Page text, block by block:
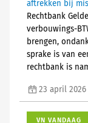
aftrekken bij
Rechtbank
verbouwings-
brengen,
sprake is van
rechtbank is
23 april 2026
VN VANDAAG